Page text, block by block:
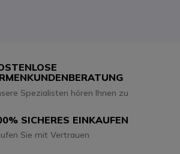
Spezialisten hören Ihnen zu
SICHERES EINKAUFEN
Sie mit Vertrauen